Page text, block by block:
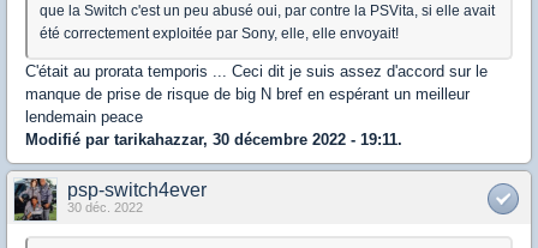
que la Switch c'est un peu abusé oui, par contre la PSVita, si elle avait
été correctement exploitée par Sony, elle, elle envoyait!
C'était au prorata temporis ... Ceci dit je suis assez d'accord sur le
manque de prise de risque de big N bref en espérant un meilleur
lendemain peace
Modifié par tarikahazzar, 30 décembre 2022 - 19:11.
psp-switch4ever
30 déc. 2022